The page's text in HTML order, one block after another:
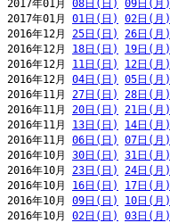
2017年01月 08日(日) 09日(月)
2017年01月 01日(日) 02日(月)
2016年12月 25日(日) 26日(月)
2016年12月 18日(日) 19日(月)
2016年12月 11日(日) 12日(月)
2016年12月 04日(日) 05日(月)
2016年11月 27日(日) 28日(月)
2016年11月 20日(日) 21日(月)
2016年11月 13日(日) 14日(月)
2016年11月 06日(日) 07日(月)
2016年10月 30日(日) 31日(月)
2016年10月 23日(日) 24日(月)
2016年10月 16日(日) 17日(月)
2016年10月 09日(日) 10日(月)
2016年10月 02日(日) 03日(月)